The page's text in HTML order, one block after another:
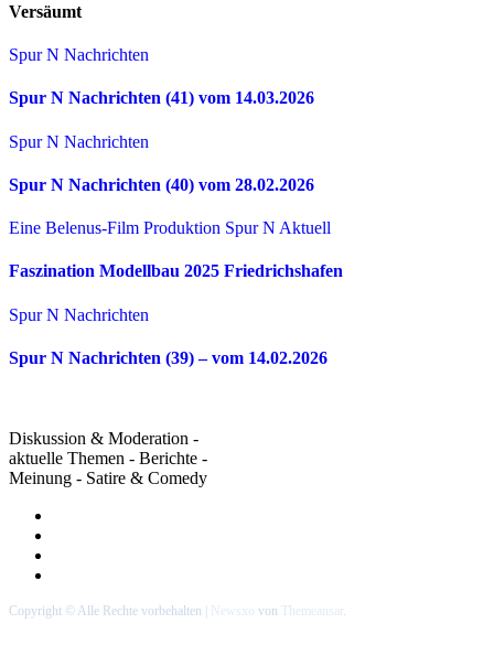
Versäumt
Spur N Nachrichten
Spur N Nachrichten (41) vom 14.03.2026
Spur N Nachrichten
Spur N Nachrichten (40) vom 28.02.2026
Eine Belenus-Film Produktion Spur N Aktuell
Faszination Modellbau 2025 Friedrichshafen
Spur N Nachrichten
Spur N Nachrichten (39) – vom 14.02.2026
Diskussion & Moderation -
aktuelle Themen - Berichte -
Meinung - Satire & Comedy
Copyright © Alle Rechte vorbehalten Newsxo von Themeansar.